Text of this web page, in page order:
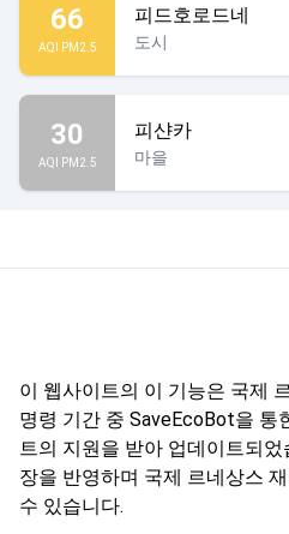
66
AQI PM2.5
피드호로드네
도시
30
AQI PM2.5
피샨카
마을
이 웹사이트의 이 기능은 국제
명령 기간 중 SaveEcoBot을 통
트의 지원을 받아 업데이트되
장을 반영하며 국제 르네상스
수 있습니다.